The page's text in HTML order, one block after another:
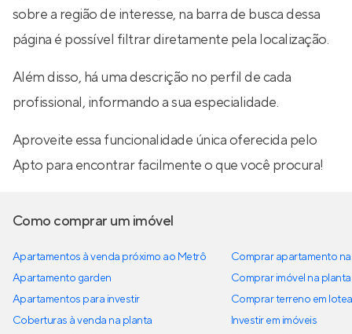
sobre a região de interesse, na barra de busca dessa
página é possível filtrar diretamente pela localização.
Além disso, há uma descrição no perfil de cada
profissional, informando a sua especialidade.
Aproveite essa funcionalidade única oferecida pelo
Apto para encontrar facilmente o que você procura!
Como comprar um imóvel
Apartamentos à venda próximo ao Metrô
Apartamento garden
Apartamentos para investir
Coberturas à venda na planta
Comprar apartamento
Comprar imóvel na planta
Comprar terreno em
Investir em imóveis